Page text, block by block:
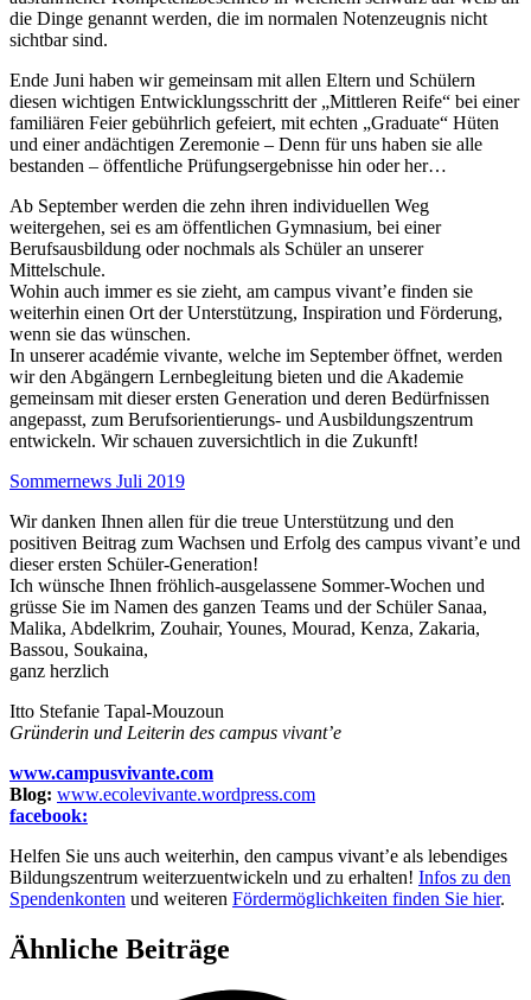
die Dinge genannt werden, die im normalen Notenzeugnis nicht
sichtbar sind.
Ende Juni haben wir gemeinsam mit allen Eltern und Schülern
diesen wichtigen Entwicklungsschritt der „Mittleren Reife“ bei einer
familiären Feier gebührlich gefeiert, mit echten „Graduate“ Hüten
und einer andächtigen Zeremonie – Denn für uns haben sie alle
bestanden – öffentliche Prüfungsergebnisse hin oder her…
Ab September werden die zehn ihren individuellen Weg
weitergehen, sei es am öffentlichen Gymnasium, bei einer
Berufsausbildung oder nochmals als Schüler an unserer
Mittelschule.
Wohin auch immer es sie zieht, am campus vivant’e finden sie
weiterhin einen Ort der Unterstützung, Inspiration und Förderung,
wenn sie das wünschen.
In unserer académie vivante, welche im September öffnet, werden
wir den Abgängern Lernbegleitung bieten und die Akademie
gemeinsam mit dieser ersten Generation und deren Bedürfnissen
angepasst, zum Berufsorientierungs- und Ausbildungszentrum
entwickeln. Wir schauen zuversichtlich in die Zukunft!
Sommernews Juli 2019
Wir danken Ihnen allen für die treue Unterstützung und den
positiven Beitrag zum Wachsen und Erfolg des campus vivant’e und
dieser ersten Schüler-Generation!
Ich wünsche Ihnen fröhlich-ausgelassene Sommer-Wochen und
grüsse Sie im Namen des ganzen Teams und der Schüler Sanaa,
Malika, Abdelkrim, Zouhair, Younes, Mourad, Kenza, Zakaria,
Bassou, Soukaina,
ganz herzlich
Itto Stefanie Tapal-Mouzoun
Gründerin und Leiterin des campus vivant’e
www.campusvivante.com
Blog: www.ecolevivante.wordpress.com
facebook:
Helfen Sie uns auch weiterhin, den campus vivant’e als lebendiges
Bildungszentrum weiterzuentwickeln und zu erhalten! Infos zu den
Spendenkonten und weiteren Fördermöglichkeiten finden Sie hier.
Ähnliche Beiträge